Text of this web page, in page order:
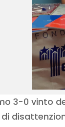
3-0 vinto